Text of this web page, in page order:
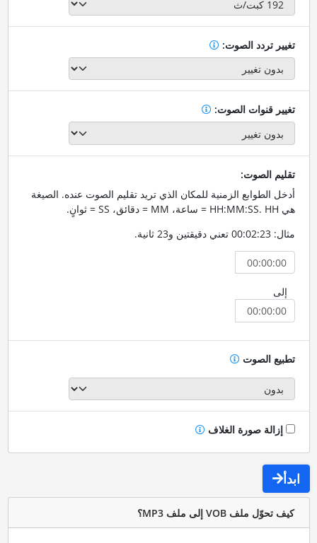
تغيير تردد الصوت:
تغيير قنوات الصوت:
تقليم الصوت:
أدخل الطوابع الزمنية للمكان الذي تريد تقليم الصوت عنده. الصيغة
هي HH:MM:SS. HH = ساعة، MM = دقائق، SS = ثوانٍ.
مثال: 00:02:23 تعني دقيقتين و23 ثانية.
إلى
تطبيع الصوت
إزالة صورة الغلاف
ابدأ
كيف تحوّل ملف VOB إلى ملف MP3؟